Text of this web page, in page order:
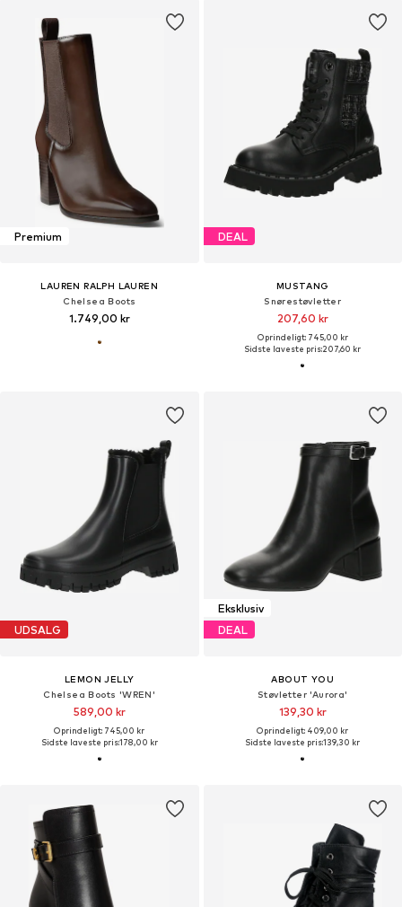
Premium
LAUREN RALPH LAUREN
Chelsea Boots
1.749,00 kr
DEAL
MUSTANG
Snørestøvletter
207,60 kr
Oprindeligt: 745,00 kr
Sidste laveste pris:207,60 kr
UDSALG
LEMON JELLY
Chelsea Boots 'WREN'
589,00 kr
Oprindeligt: 745,00 kr
Sidste laveste pris:178,00 kr
Eksklusiv
DEAL
ABOUT YOU
Støvletter 'Aurora'
139,30 kr
Oprindeligt: 409,00 kr
Sidste laveste pris:139,30 kr